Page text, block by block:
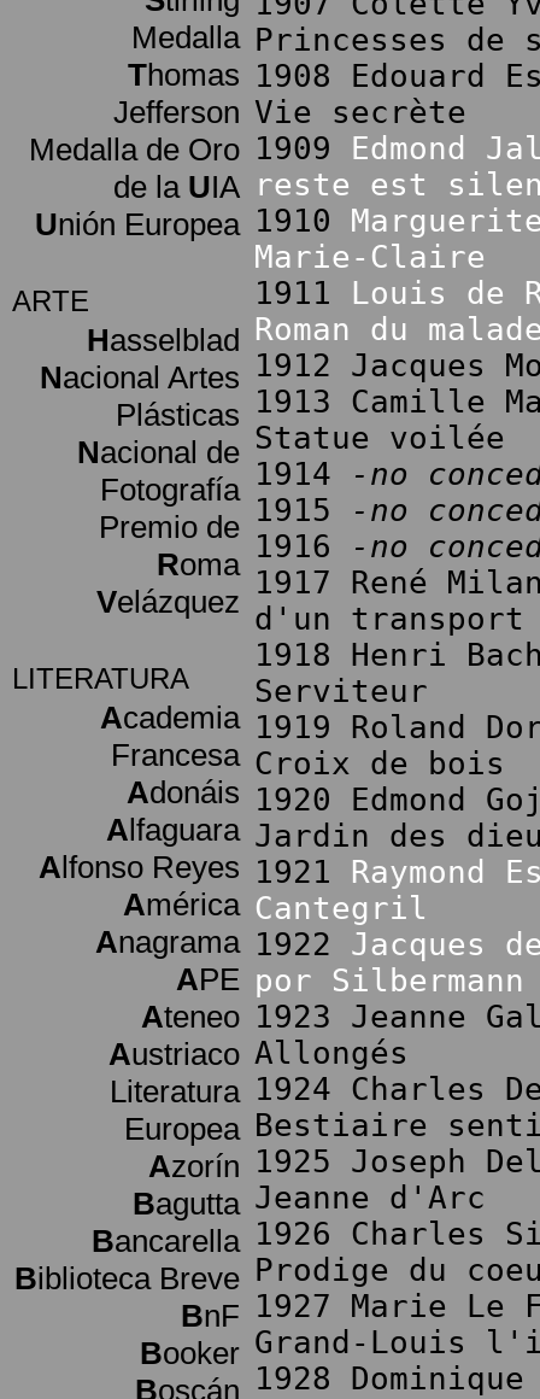
Medalla
Thomas
Jefferson
Medalla de Oro
de la UIA
Unión Europea
ARTE
Hasselblad
Nacional Artes
Plásticas
Nacional de
Fotografía
Premio de
Roma
Velázquez
LITERATURA
Academia
Francesa
Adonáis
Alfaguara
Alfonso Reyes
América
Anagrama
APE
Ateneo
Austriaco
Literatura
Europea
Azorín
Bagutta
Bancarella
Biblioteca Breve
BnF
Booker
Boscán
Princesses de
1908 Edouard
Vie secrète
1909 Edmond
reste est
1910
Marie-Claire
1911 Louis de
Roman du
1912 Jacques
1913 Camille
Statue voilée
1914
-no
1915
-no
1916
-no
1917 René
d'un
1918 Henri
Serviteur
1919 Roland
Croix de bois
1920 Edmond
Jardin des
1921 Raymond
Cantegril
1922 Jacques
por Silbermann
1923 Jeanne
Allongés
1924 Charles
Bestiaire
1925 Joseph
Jeanne d'Arc
1926 Charles
Prodige du
1927 Marie Le
Grand-Louis
1928